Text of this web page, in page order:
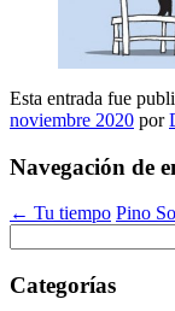
Esta entrada fue
noviembre 2020 por
Navegación de
← Tu tiempo Pino
Categorías